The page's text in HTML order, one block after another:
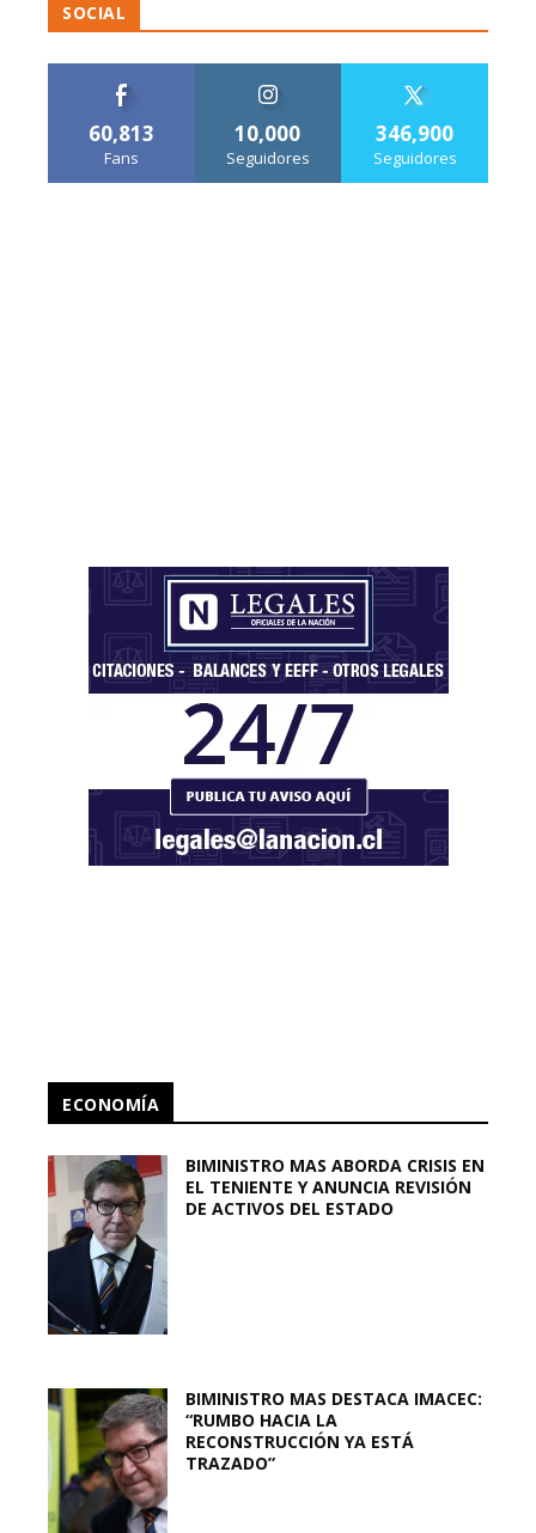
SOCIAL
60,813
Fans
10,000
Seguidores
346,900
Seguidores
ECONOMÍA
BIMINISTRO MAS ABORDA CRISIS EN
EL TENIENTE Y ANUNCIA REVISIÓN
DE ACTIVOS DEL ESTADO
BIMINISTRO MAS DESTACA IMACEC:
“RUMBO HACIA LA
RECONSTRUCCIÓN YA ESTÁ
TRAZADO”